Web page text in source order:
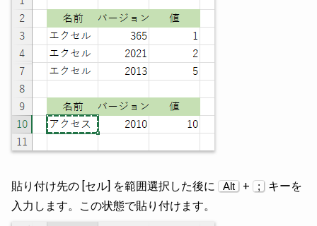
貼り付け先の [セル] を範囲選択した後に Alt + ;
キーを
入力します。この状態で貼り付けます。